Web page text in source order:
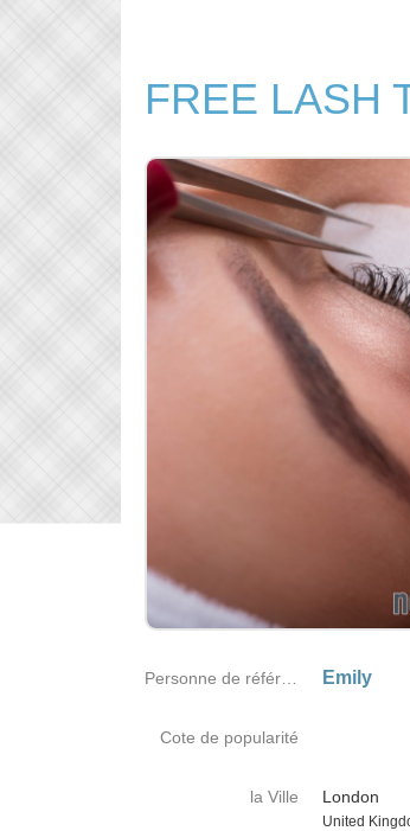
FREE LASH
Emily
Cote de popularité
la Ville
London
Country
United